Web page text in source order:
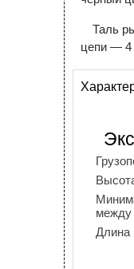
Таль
цепи — 4
между
Длина